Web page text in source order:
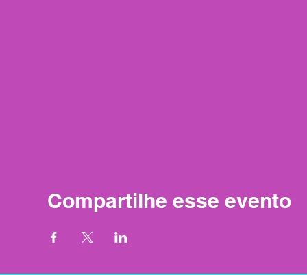
Compartilhe esse evento